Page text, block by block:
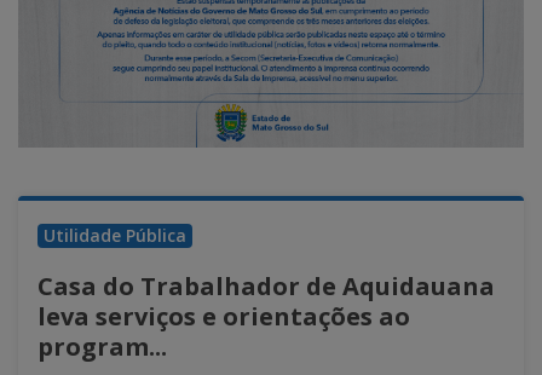
Utilidade Pública
Casa do Trabalhador de Aquidauana
leva serviços e orientações ao
program...